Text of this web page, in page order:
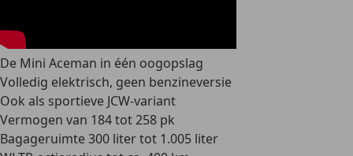
De Mini Aceman in één oogopslag
Volledig elektrisch, geen benzineversie
Ook als sportieve JCW-variant
Vermogen van 184 tot 258 pk
Bagageruimte 300 liter tot 1.005 liter